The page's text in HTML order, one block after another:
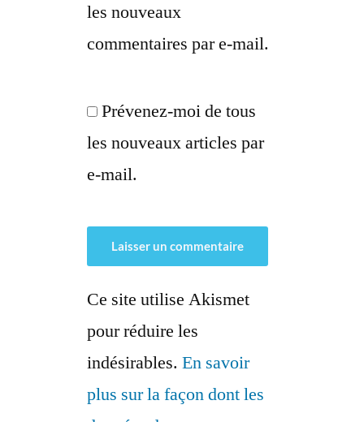
les nouveaux
commentaires par e-mail.
Prévenez-moi de tous
les nouveaux articles par
e-mail.
Ce site utilise Akismet
pour réduire les
indésirables. En savoir
plus sur la façon dont les